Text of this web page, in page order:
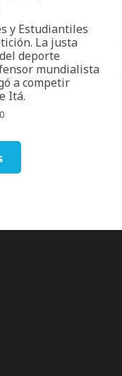
y Estudiantiles
La justa
deporte
mundialista
a competir
Itá.